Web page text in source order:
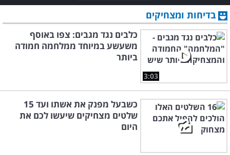
בדיחות ומצחיקים
3:03
כלבים נגד מגבים: צפו באוסף
משעשע במיוחד ממלחמה חמודה
ביותר
כשבעל מפנק את אשתו ועד 15
שלטים מצחיקים שיעשו לכם את
היום